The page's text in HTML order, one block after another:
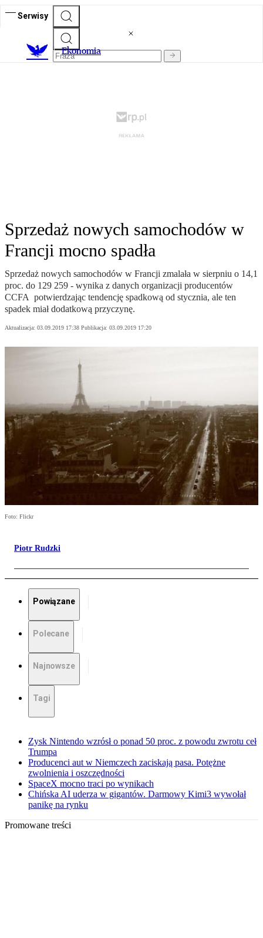
Serwisy
Ekonomia
Sprzedaż nowych samochodów w
Francji mocno spadła
Sprzedaż nowych samochodów w Francji zmalała w sierpniu o 14,1
proc. do 129 259 - wynika z danych organizacji producentów
CCFA potwierdzając tendencję spadkową od stycznia, ale ten
spadek miał dodatkową przyczynę.
Aktualizacja: 03.09.2019 17:38 Publikacja: 03.09.2019 17:20
Foto: Flickr
Piotr Rudzki
Powiązane
Polecane
Najnowsze
Tagi
Zysk Nintendo wzrósł o ponad 50 proc. z powodu zwrotu ceł
Trumpa
Producenci aut w Niemczech zaciskają pasa. Potężne
zwolnienia i oszczędności
SpaceX mocno traci po wynikach
Chińska AI uderza w gigantów. Darmowy Kimi3 wywołał
panikę na rynku
Promowane treści